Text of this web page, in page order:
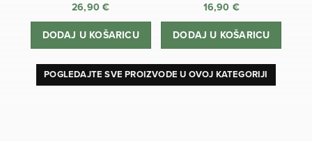
26,90€
DODAJ U KOŠARICU
16,90 €
DODAJ U KOŠARICU
POGLEDAJTE SVE PROIZVODE U OVOJ KATEGORIJI